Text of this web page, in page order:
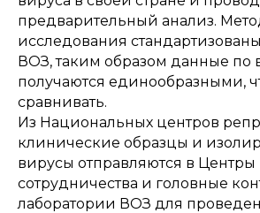
предварительный анализ.
исследования
ВОЗ, таким образом данные по
получаются единообразными,
сравнивать.
Из Национальных центров
клинические образцы и
вирусы отправляются в Центры
сотрудничества и головные
лаборатории ВОЗ для